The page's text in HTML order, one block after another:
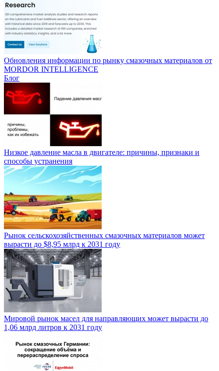
Обновления информации по рынку смазочных материалов от
MORDOR INTELLIGENCE
Блог
Низкое давление масла в двигателе: причины, признаки и
способы устранения
Рынок сельскохозяйственных смазочных материалов может
вырасти до $8,95 млрд к 2031 году
Мировой рынок масел для направляющих может вырасти до
1,06 млрд литров к 2031 году